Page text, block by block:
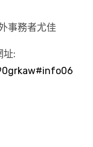
事務者尤佳
址: